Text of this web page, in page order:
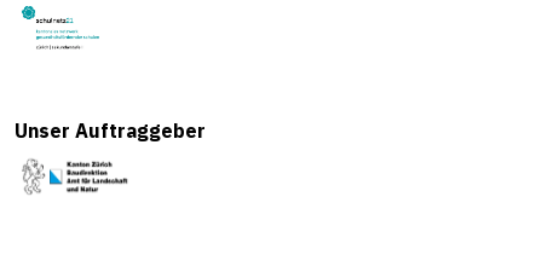
Unser Auftraggeber